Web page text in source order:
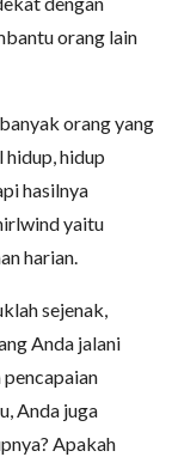
orang lain
orang yang
hidup
hasilnya
yaitu
harian.
sejenak,
Anda jalani
Anda juga
Apakah